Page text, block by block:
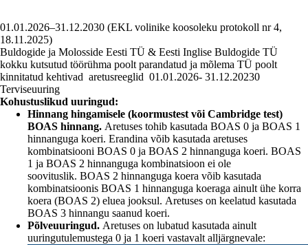
01.01.2026–31.12.2030 (EKL volinike koosoleku protokoll nr 4,
18.11.2025)
Buldogide ja Molosside Eesti TÜ & Eesti Inglise Buldogide TÜ
kokku kutsutud töörühma poolt parandatud ja mõlema TÜ poolt
kinnitatud kehtivad aretusreeglid 01.01.2026- 31.12.20230
Terviseuuring
Kohustuslikud uuringud:
Hinnang hingamisele (koormustest või Cambridge test)
BOAS hinnang. Aretuses tohib kasutada BOAS 0 ja BOAS 1
hinnanguga koeri. Erandina võib kasutada aretuses
kombinatsiooni BOAS 0 ja BOAS 2 hinnanguga koeri. BOAS
1 ja BOAS 2 hinnanguga kombinatsioon ei ole
soovituslik. BOAS 2 hinnanguga koera võib kasutada
kombinatsioonis BOAS 1 hinnanguga koeraga ainult ühe korra
koera (BOAS 2) eluea jooksul. Aretuses on keelatud kasutada
BOAS 3 hinnangu saanud koeri.
Põlveuuringud. Aretuses on lubatud kasutada ainult
uuringutulemustega 0 ja 1 koeri vastavalt alljärgnevale: